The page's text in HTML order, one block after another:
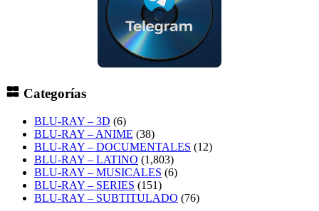
Categorías
BLU-RAY – 3D (6)
BLU-RAY – ANIME (38)
BLU-RAY – DOCUMENTALES (12)
BLU-RAY – LATINO (1,803)
BLU-RAY – MUSICALES (6)
BLU-RAY – SERIES (151)
BLU-RAY – SUBTITULADO (76)